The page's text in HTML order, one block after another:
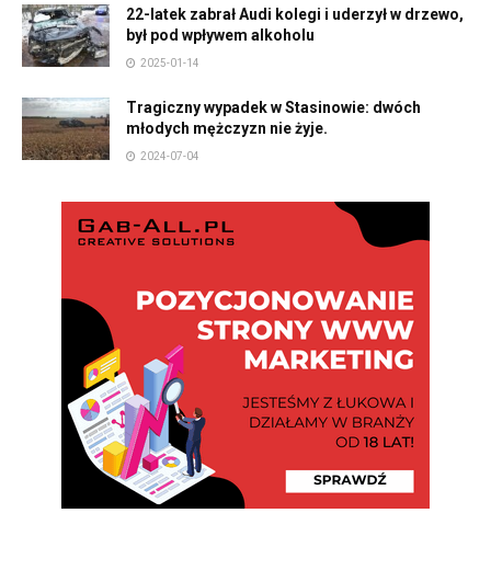
22-latek zabrał Audi kolegi i uderzył w drzewo,
był pod wpływem alkoholu
2025-01-14
Tragiczny wypadek w Stasinowie: dwóch
młodych mężczyzn nie żyje.
2024-07-04